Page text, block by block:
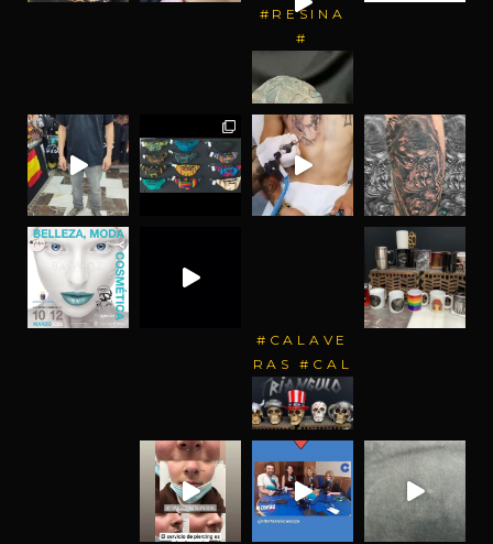
#RESINA
#
#CALAVE
RAS #CAL